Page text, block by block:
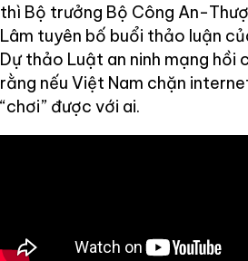
thì Bộ trưởng Bộ Công An-
Lâm tuyên bố buổi thảo luận
Dự thảo Luật an ninh mạng hồi
rằng nếu Việt Nam chặn
“chơi” được với ai.